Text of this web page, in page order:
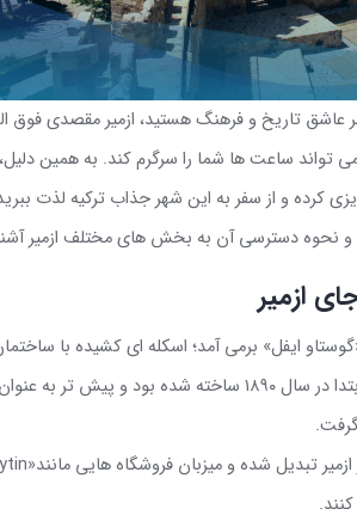
عاشق تاریخ و فرهنگ هستید، ازمیر مقصدی فوق
ساعت ها شما را سرگرم کند. به همین
ریزی کرده و از سفر به این شهر جذاب ترکیه لذت
و نحوه دسترسی آن به بخش های مختلف ازمیر
ازمیر
ایفل» برمی آمد؛ اسکله ای کشیده با
کوتاه که نمای آن ترکیبی از شیشه و فولاد است. این بنا که در ابتدا در سال ۱۸۹۰
.
تبدیل شده و میزبان فروشگاه هایی مانند
.